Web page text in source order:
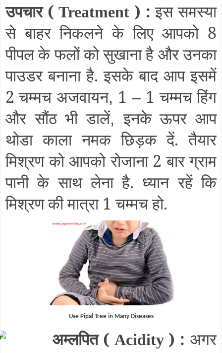
उपचार ( Treatment ) : इस समस्या
से बाहर निकलने के लिए आपको 8
पीपल के फलों को सुखाना है और उनका
पाउडर बनाना है. इसके बाद आप इसमें
2 चम्मच अजवायन, 1 – 1 चम्मच हिंग
और सौंठ भी डालें,इनके ऊपर आप
थोडा काला नमक छिड़क दें. तैयार
मिश्रण को आपको रोजाना 2 बार ग्राम
पानी के साथ लेना है. ध्यान रहें कि
मिश्रण की मात्रा 1 चम्मच हो.
Use Pipal Tree in Many Diseases
अम्लपित ( Acidity ) : अगर